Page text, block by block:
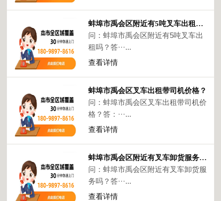
蚌埠市禹会区附近有5吨叉车出租吗？
问：蚌埠市禹会区附近有5吨叉车出
租吗？答···...
查看详情
蚌埠市禹会区叉车出租带司机价格？
问：蚌埠市禹会区叉车出租带司机价
格？答：···...
查看详情
蚌埠市禹会区附近有叉车卸货服务吗？
问：蚌埠市禹会区附近有叉车卸货服
务吗？答···...
查看详情